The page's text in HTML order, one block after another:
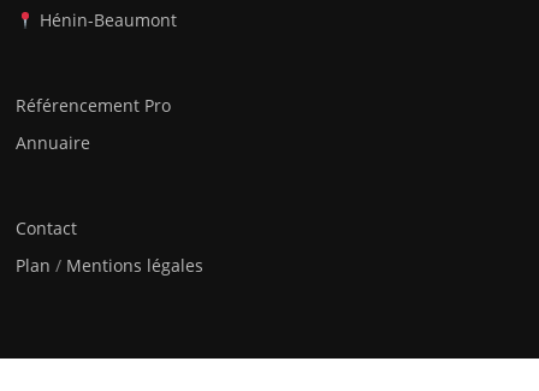
Hénin-Beaumont
Référencement Pro
Annuaire
Contact
Plan / Mentions légales